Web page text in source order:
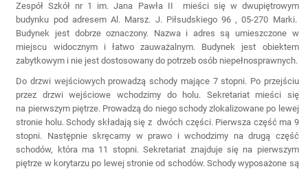
Zespół Szkół nr 1 im. Jana Pawła II mieści się w dwupiętrowym
budynku pod adresem Al. Marsz. J. Piłsudskiego 96 , 05-270 Marki.
Budynek jest dobrze oznaczony. Nazwa i adres są umieszczone w
miejscu widocznym i łatwo zauważalnym. Budynek jest obiektem
zabytkowym i nie jest dostosowany do potrzeb osób niepełnosprawnych.
Do drzwi wejściowych prowadzą schody mające 7 stopni. Po przejściu
przez drzwi wejściowe wchodzimy do holu. Sekretariat mieści się
na pierwszym piętrze. Prowadzą do niego schody zlokalizowane po lewej
stronie holu. Schody składają się z dwóch części. Pierwsza część ma 9
stopni. Następnie skręcamy w prawo i wchodzimy na drugą część
schodów, która ma 11 stopni. Sekretariat znajduje się na pierwszym
piętrze w korytarzu po lewej stronie od schodów. Schody wyposażone są